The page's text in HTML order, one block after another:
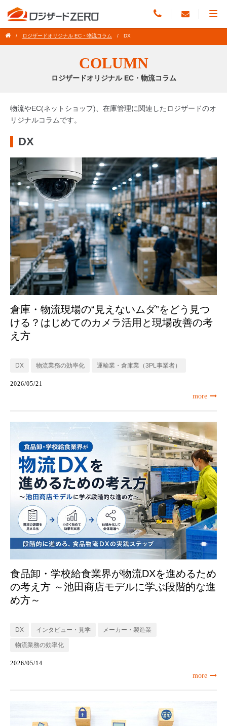
ロジザードオリジナル EC・物流コラム DX
COLUMN
ロジザードオリジナル EC・物流コラム
物流やEC(ネットショップ)、在庫管理に関連したロジザードのオ
リジナルコラムです。
DX
倉庫・物流現場の“見えないムダ”をどう見つ
ける？はじめてのカメラ活用と現場改善の考
え方
DX 物流業務の効率化 運輸業・倉庫業（3PL事業者）
2026/05/21
more
食品卸・学校給食業界が物流DXを進めるため
の考え方 ～池田商店モデルに学ぶ段階的な進
め方～
DX インタビュー・見学 メーカー・製造業
物流業務の効率化
2026/05/14
more